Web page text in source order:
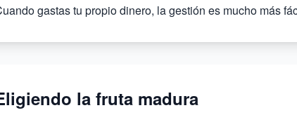
gastas tu propio dinero, la gestión es mucho más
la fruta madura